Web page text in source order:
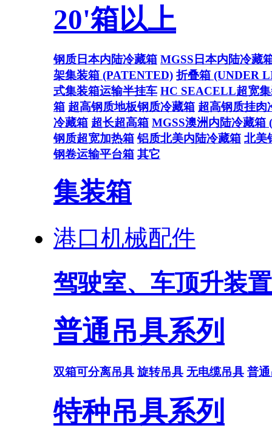
20'箱以上
钢质日本内陆冷藏箱 MGSS日本内陆冷藏
架集装箱 (PATENTED) 折叠箱 (UNDER
式集装箱运输半挂车 HC SEACELL超宽
箱 超高钢质地板钢质冷藏箱 超高钢质挂肉
冷藏箱 超长超高箱 MGSS澳洲内陆冷藏
钢质超宽加热箱 铝质北美内陆冷藏箱 北美
钢卷运输平台箱 其它
集装箱
港口机械配件
驾驶室、车顶升装置
普通吊具系列
双箱可分离吊具 旋转吊具 无电缆吊具 普
特种吊具系列